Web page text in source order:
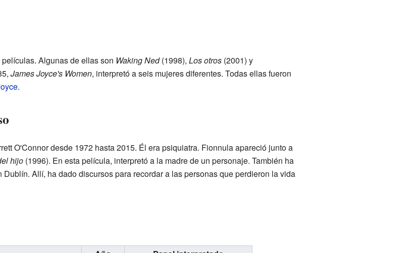
Algunas de ellas son Waking Ned(1998), Los otros(2001) y
James Joyce's Women, interpretó a seis mujeres diferentes. Todas ellas fueron
.
O'Connor desde 1972 hasta 2015. Él era psiquiatra. Fionnula apareció junto a
hijo(1996). En esta película, interpretó a la madre de un personaje. También ha
Allí, ha dado discursos para recordar a las personas que perdieron la vida